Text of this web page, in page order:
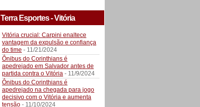
Terra Esportes - Vitória
Vitória crucial: Carpini enaltece
vantagem da expulsão e confiança
do time - 11/21/2024
Ônibus do Corinthians é
apedrejado em Salvador antes de
partida contra o Vitória - 11/9/2024
Ônibus do Corinthians é
apedrejado na chegada para jogo
decisivo com o Vitória e aumenta
tensão - 11/10/2024